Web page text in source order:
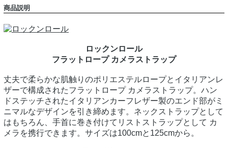
商品説明
ロックンロール
フラットロープ カメラストラップ
丈夫で柔らかな肌触りのポリエステルロープとイタリアンレ
ザーで構成されたフラットロープ カメラストラップ。ハン
ドステッチされたイタリアンカーフレザー製のエンド部がミ
ニマルなデザインを引き締めます。ネックストラップとして
はもちろん、手首に巻き付けてリストストラップとして カ
メラを携行できます。サイズは100cmと125cmから。